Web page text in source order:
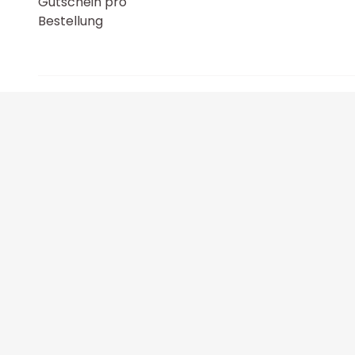
Bestellung